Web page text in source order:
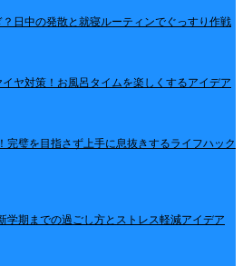
日中の発散と就寝ルーティンでぐっすり作戦
ヤ対策！お風呂タイムを楽しくするアイデア
完璧を目指さず上手に息抜きするライフハック
学期までの過ごし方とストレス軽減アイデア